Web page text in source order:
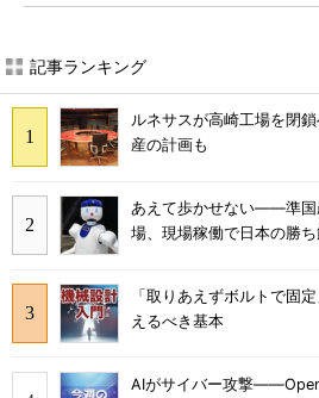
記事ランキング
ルネサスが高崎工場を閉
産の計画も
あえて歩かせない――準国
場、現場稼働で日本の勝
「取りあえずボルトで固
えるべき基本
AIがサイバー攻撃